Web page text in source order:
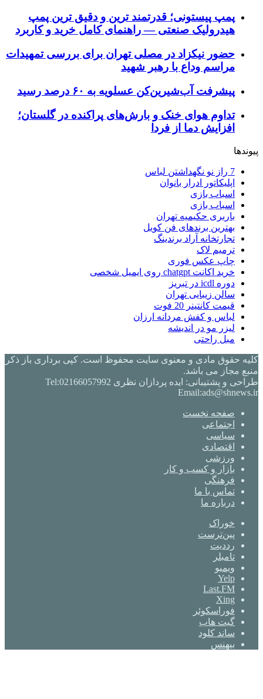
پمپ پیستونی؛ قدرتمند ترین و دقیق‌ ترین پمپ
هیدرولیک صنعتی — راهنمای کامل خرید و کاربرد
حضور نیکزاد در مصلی تهران برای بررسی تمهیدات
مراسم وداع با رهبر شهید
پیشرفت آب‌شیرین‌کن عسلویه به ۶۰ درصد رسید
تداوم هوای خنک و بارش‌های پراکنده در گلستان؛
افزایش دما از فردا
پیوندها
7 راز نو نگهداشتن لباس
اپلیکاتور ادرار بانوان
اسباب بازی
اسباب بازی
باربری حکیمیه تهران
بهترین برندهای فن کویل
تجارتخانه آراد برندینگ
ترمیم لاک
چاپ عکس فوری
خرید اکانت chatgpt روی ایمیل شخصی
دوره icdl در تبریز
سالن زیبایی تهران
قیمت کانتینر 20 فوت
لباس و کفش مردانه ارزان
لیزر مو در اندیشه
مبل راحتی
کلیه حقوق مادی و معنوی سایت محفوظ است. کپی برداری باز ذکر
منبع مجاز می باشد.
طراحی و پشتیبانی: ایده پردازان نظری Tel:02166057992
Email:ads@shnews.ir
صفحه نخست
اجتماعی
سیاسی
اقتصادی
ورزشی
بازار و کسب و کار
فرهنگی
تماس با ما
درباره ما
خوراک
‫پین‌ترست
‫رددیت
‫تامبلر
ویمیو
Yelp
Last.FM
Xing
فوراسکوئر
گیت ‌هاب
ساند کلود
بیهنس